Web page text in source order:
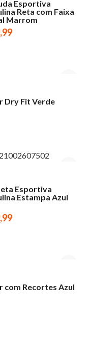
Esportiva
Reta com Faixa
Marrom
Dry Fit Verde
Esportiva
Estampa Azul
com Recortes Azul